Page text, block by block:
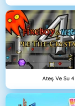
Ateş Ve Su 4